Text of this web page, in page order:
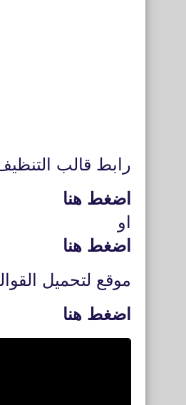
رابط قالب
اضغط هنا
او
اضغط هنا
موقع لتحميل
اضغط هنا